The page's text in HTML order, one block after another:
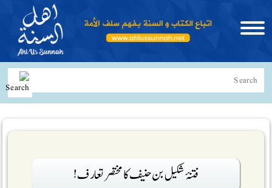
فتنۂ شکیل بن حنیف کا مختصر تعارف !